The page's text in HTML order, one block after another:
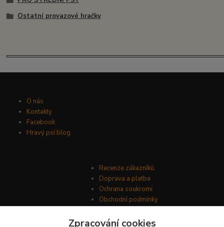
Ostatní provazové hračky
O nás
Kontakty
Facebook
Hravý psí blog
Recenze zákazníků
Doprava a platba
Ochrana soukromí
Obchodní podmínky
Zpracování cookies